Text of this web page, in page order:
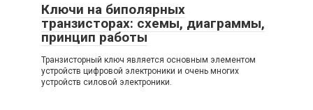
Ключи на биполярных
транзисторах: схемы, диаграммы,
принцип работы
Транзисторный ключ является основным элементом
устройств цифровой электроники и очень многих
устройств силовой электроники.